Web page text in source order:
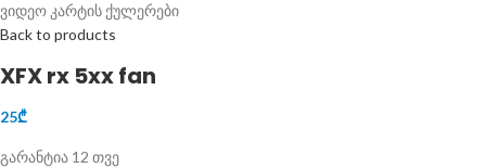
ვიდეო კარტის ქულერები
Back to products
XFX rx 5xx fan
25₾
გარანტია 12 თვე